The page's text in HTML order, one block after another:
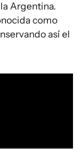
Argentina.
como
así el